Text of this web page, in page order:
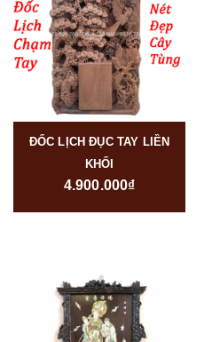
ĐỐC LỊCH ĐỤC TAY LIỀN
KHỐI
4.900.000₫